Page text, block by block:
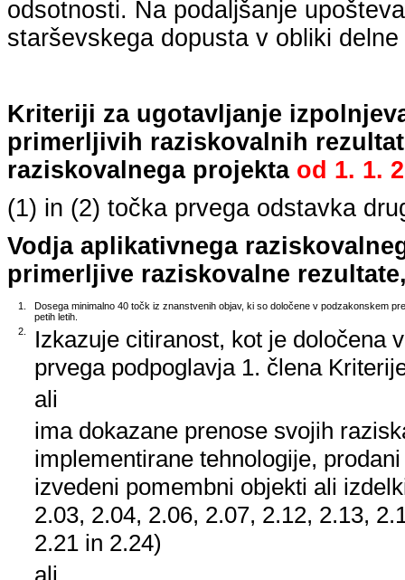
odsotnosti. Na podaljšanje
starševskega dopusta v obliki
Kriteriji za ugotavljanje
primerljivih raziskovalnih
raziskovalnega projekta od 1. 1.
(1) in (2) točka prvega odstavka
Vodja aplikativnega
primerljive raziskovalne
1.
Dosega minimalno 40 točk iz znanstvenih objav, ki so določene v podzakonskem
petih letih.
2.
Izkazuje citiranost, kot je določena
prvega podpoglavja 1. člena
ali
ima dokazane prenose svojih
implementirane tehnologije,
izvedeni pomembni objekti ali
2.03, 2.04, 2.06, 2.07, 2.12, 2.13,
2.21 in 2.24)